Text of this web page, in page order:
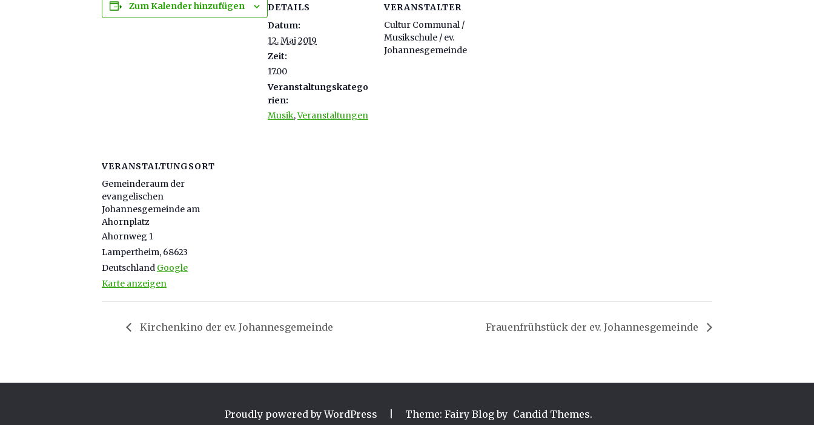
Zum Kalender hinzufügen
DETAILS
Datum:
12. Mai 2019
Zeit:
17.00
Veranstaltungskatego
rien:
Musik,Veranstaltungen
VERANSTALTER
Cultur Communal /
Musikschule / ev.
Johannesgemeinde
VERANSTALTUNGSORT
Gemeinderaum der
evangelischen
Johannesgemeinde am
Ahornplatz
Ahornweg 1
Lampertheim, 68623
Deutschland Google
Karte anzeigen
Kirchenkino der ev. Johannesgemeinde Frauenfrühstück der ev. Johannesgemeinde
Proudly powered by WordPress Theme: Fairy Blog by Candid Themes.